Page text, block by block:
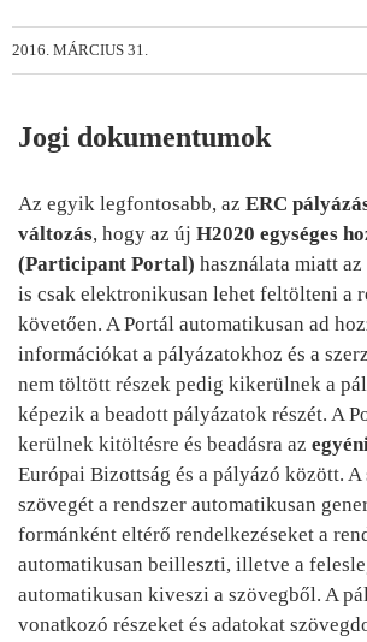
2016. MÁRCIUS 31.
Jogi dokumentumok
Az egyik legfontosabb, az ERC
változás, hogy az új H2020 egységes
(Participant Portal) használata miatt
is csak elektronikusan lehet feltölteni a
követően. A Portál automatikusan ad
információkat a pályázatokhoz és a
nem töltött részek pedig kikerülnek a
képezik a beadott pályázatok részét. A
kerülnek kitöltésre és beadásra az
Európai Bizottság és a pályázó között. A
szövegét a rendszer automatikusan
formánként eltérő rendelkezéseket a
automatikusan beilleszti, illetve a
automatikusan kiveszi a szövegből. A
vonatkozó részeket és adatokat